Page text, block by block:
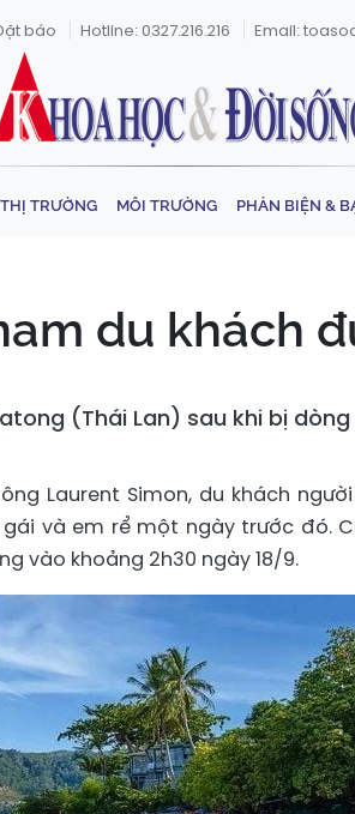
báo Hotline: 0327.216.216 Email:
THỊ TRƯỜNG MÔI TRƯỜNG PHẢN BIỆN &
du khách
(Thái Lan) sau khi bị
Laurent Simon, du khách
và em rể một ngày trước đó.
vào khoảng 2h30 ngày 18/9.